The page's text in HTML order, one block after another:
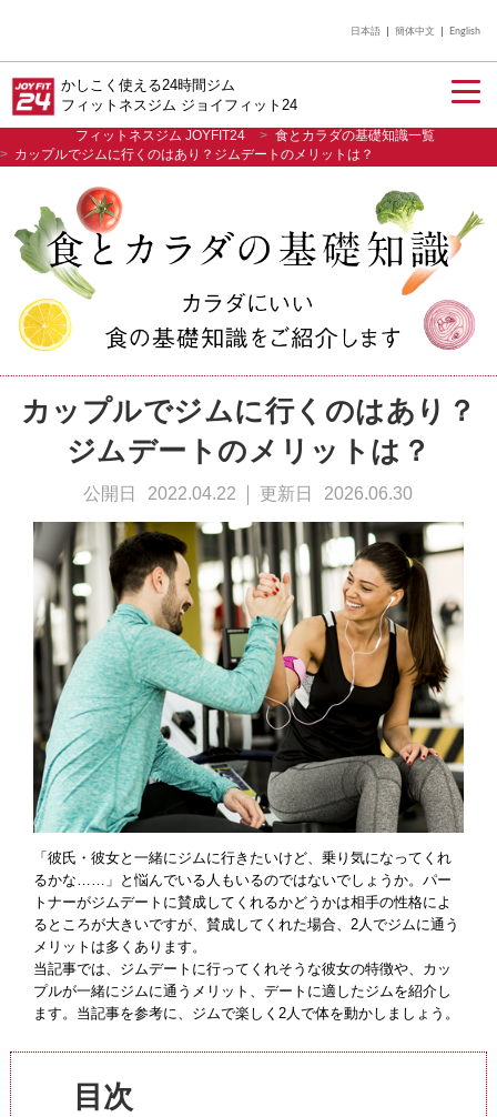
日本語 簡体中文 English
かしこく使える24時間ジム
フィットネスジム ジョイフィット24
入会のご案内 店舗を探す
総合TOP
JOYFIT
JOYFIT YOGA
JOYFIT+
Vitalityに関するお問い合わせ
本部へのお問い合わせ
フィットネスジム JOYFIT24
食とカラダの基礎知識一覧
カップルでジムに行くのはあり？ジムデートのメリットは？
カップルでジムに行くのはあり？
ジムデートのメリットは？
公開日 2022.04.22 更新日 2026.06.30
「彼氏・彼女と一緒にジムに行きたいけど、乗り気になってくれ
るかな……」と悩んでいる人もいるのではないでしょうか。パー
トナーがジムデートに賛成してくれるかどうかは相手の性格によ
るところが大きいですが、賛成してくれた場合、2人でジムに通う
メリットは多くあります。
当記事では、ジムデートに行ってくれそうな彼女の特徴や、カッ
プルが一緒にジムに通うメリット、デートに適したジムを紹介し
ます。当記事を参考に、ジムで楽しく2人で体を動かしましょう。
目次